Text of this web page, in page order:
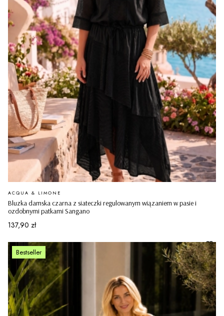
Bluzka damska czarna z siateczki regulowanym wiązaniem w pasie i
ozdobnymi patkami Sangano
PRODUCENT
ACQUA & LIMONE
Cena
137,90 zł
Bestseller